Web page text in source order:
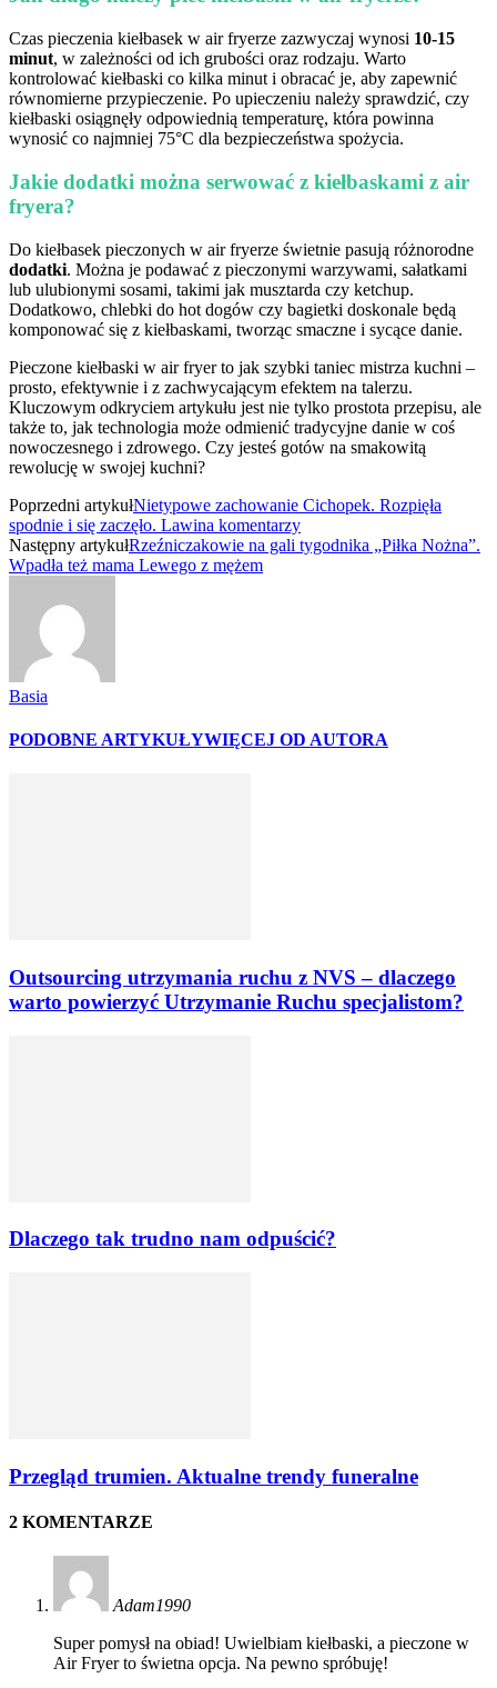
Czas pieczenia kiełbasek w air fryerze zazwyczaj wynosi 10-15
minut, w zależności od ich grubości oraz rodzaju. Warto
kontrolować kiełbaski co kilka minut i obracać je, aby zapewnić
równomierne przypieczenie. Po upieczeniu należy sprawdzić, czy
kiełbaski osiągnęły odpowiednią temperaturę, która powinna
wynosić co najmniej 75°C dla bezpieczeństwa spożycia.
Jakie dodatki można serwować z kiełbaskami z air
fryera?
Do kiełbasek pieczonych w air fryerze świetnie pasują różnorodne
dodatki. Można je podawać z pieczonymi warzywami, sałatkami
lub ulubionymi sosami, takimi jak musztarda czy ketchup.
Dodatkowo, chlebki do hot dogów czy bagietki doskonale będą
komponować się z kiełbaskami, tworząc smaczne i sycące danie.
Pieczone kiełbaski w air fryer to jak szybki taniec mistrza kuchni –
prosto, efektywnie i z zachwycającym efektem na talerzu.
Kluczowym odkryciem artykułu jest nie tylko prostota przepisu, ale
także to, jak technologia może odmienić tradycyjne danie w coś
nowoczesnego i zdrowego. Czy jesteś gotów na smakowitą
rewolucję w swojej kuchni?
Poprzedni artykułNietypowe zachowanie Cichopek. Rozpięła
spodnie i się zaczęło. Lawina komentarzy
Następny artykułRzeźniczakowie na gali tygodnika „Piłka Nożna”.
Wpadła też mama Lewego z mężem
Basia
PODOBNE ARTYKUŁYWIĘCEJ OD AUTORA
Outsourcing utrzymania ruchu z NVS – dlaczego
warto powierzyć Utrzymanie Ruchu specjalistom?
Dlaczego tak trudno nam odpuścić?
Przegląd trumien. Aktualne trendy funeralne
2 KOMENTARZE
Adam1990
Super pomysł na obiad! Uwielbiam kiełbaski, a pieczone w
Air Fryer to świetna opcja. Na pewno spróbuję!